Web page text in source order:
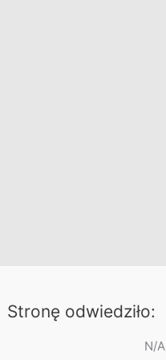
Stronę odwiedziło:
N/A